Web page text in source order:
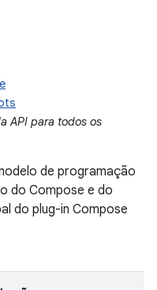
API para todos os
de programação
do Compose e do
do plug-in Compose